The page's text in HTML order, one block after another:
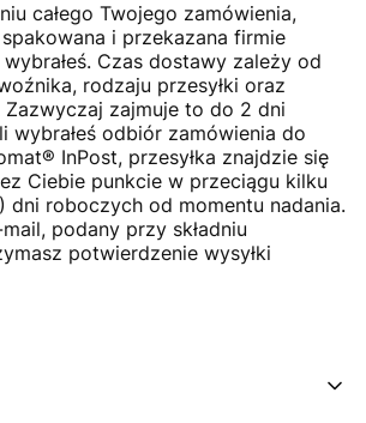
całego Twojego zamówienia,
i przekazana firmie
Czas dostawy zależy od
rodzaju przesyłki oraz
zajmuje to do 2 dni
wybrałeś odbiór zamówienia do
InPost, przesyłka znajdzie się
Ciebie punkcie w przeciągu kilku
dni roboczych od momentu nadania.
podany przy składniu
potwierdzenie wysyłki